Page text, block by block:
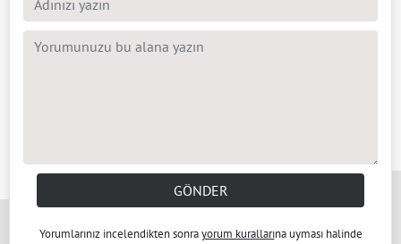
GÖNDER
Yorumlarınız incelendikten sonrayorum kurallarına uyması halinde